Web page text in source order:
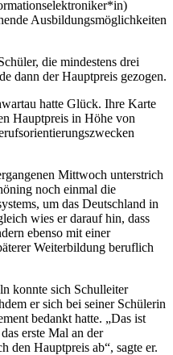
Ausbildungsmöglichkeiten
die mindestens drei
dann der Hauptpreis gezogen.
hatte Glück. Ihre Karte
Hauptpreis in Höhe von
Mittwoch unterstrich
noch einmal die
um das Deutschland in
wies er darauf hin, dass
ebenso mit einer
Weiterbildung beruflich
konnte sich Schulleiter
er sich bei seiner Schülerin
bedankt hatte. „Das ist
erste Mal an der
den Hauptpreis ab“, sagte er.